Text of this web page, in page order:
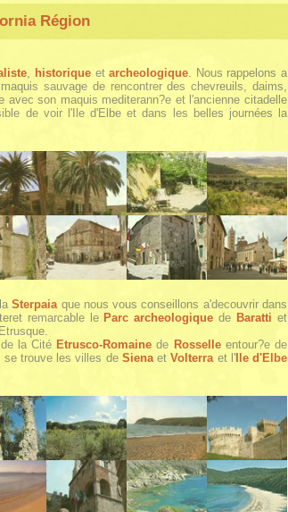
Région
historique etarcheologique . Nous rappelons a
sauvage de rencontrer des chevreuils, daims,
avec son maquis mediterann?e et l'ancienne citadelle
de voir l'Ile d'Elbe et dans les belles journées la
Sterpaia que nous vous conseillons a'decouvrir dans
remarcable le Parc archeologique de Baratti et
la Cité Etrusco-Romaine de Rosselleentour?e de
se trouve les villes de SienaetVolterra et l'Ile d'Elbe